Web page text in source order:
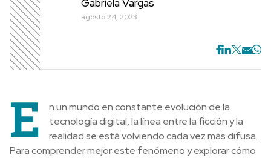
Gabriela Vargas
agosto 24, 2023
E
n un mundo en constante evolución de la
tecnología digital, la línea entre la ficción y la
realidad se está volviendo cada vez más difusa.
Para comprender mejor este fenómeno y explorar cómo